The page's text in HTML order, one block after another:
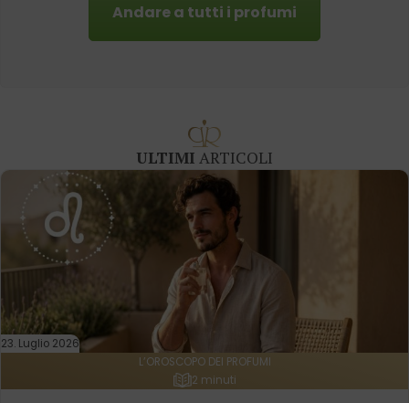
Andare a tutti i profumi
ULTIMI ARTICOLI
23. Luglio 2026
L’OROSCOPO DEI PROFUMI
2 minuti